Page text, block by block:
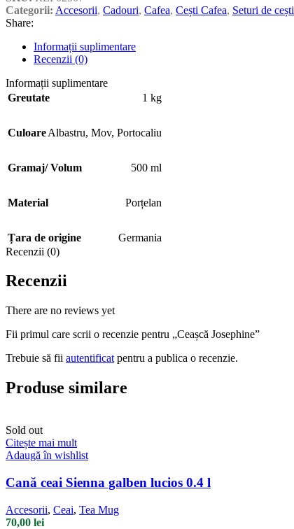
Categorii: Accesorii, Cadouri, Cafea, Cești Cafea, Seturi de cești
Share:
Informații suplimentare
Recenzii (0)
Informații suplimentare
Greutate
1 kg
CuloareAlbastru, Mov, Portocaliu
Gramaj/ Volum 500 ml
Material Porțelan
Țara de origine
Germania
Recenzii (0)
Recenzii
There are no reviews yet
Fii primul care scrii o recenzie pentru „Ceașcă Josephine”
Trebuie să fii autentificat pentru a publica o recenzie.
Produse similare
Sold out
Citește mai mult
Adaugă în wishlist
Cană ceai Sienna galben lucios 0.4 l
Accesorii, Ceai, Tea Mug
70,00 lei